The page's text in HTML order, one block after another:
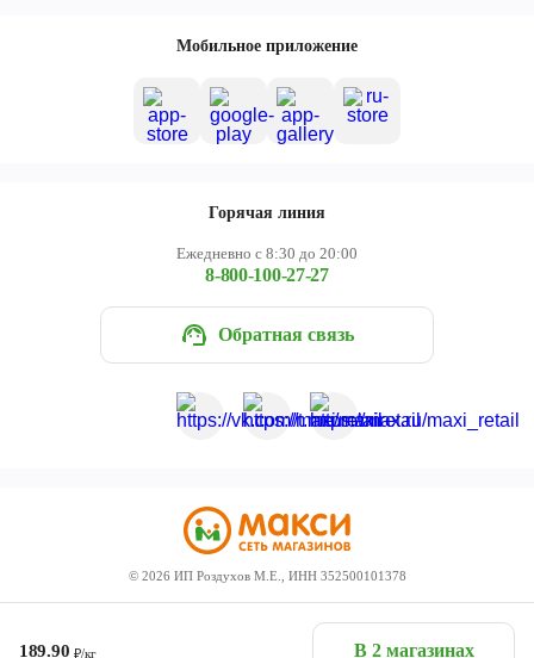
189.90 ₽/кг В 2 магазинах
Мобильное приложение
Горячая линия
Ежедневно с 8:30 до 20:00
8-800-100-27-27
Обратная связь
© 2026 ИП Роздухов М.Е., ИНН 352500101378